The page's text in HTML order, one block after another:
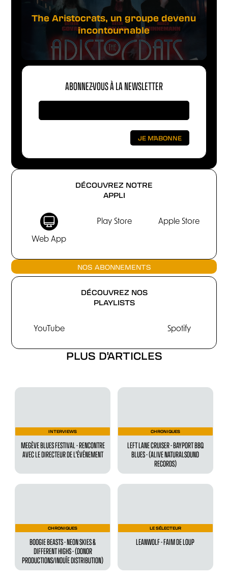
DÉCOUVREZ NOTRE
APPLI
Web App
Play Store Apple Store
NOS ABONNEMENTS
DÉCOUVREZ NOS
PLAYLISTS
YouTube Spotify
The Aristocrats, un groupe devenu
incontournable
ABONNEZ-VOUS À LA NEWSLETTER
PLUS D'ARTICLES
INTERVIEWS
MEGÈVE BLUES FESTIVAL - RENCONTRE
AVEC LE DIRECTEUR DE L'ÉVÉNEMENT
CHRONIQUES
LEFT LANE CRUISER - BAYPORT BBQ
BLUES - (ALIVE NATURALSOUND
RECORDS)
CHRONIQUES
BOOGIE BEASTS - NEON SKIES &
DIFFERENT HIGHS - (DONOR
PRODUCTIONS/INOUÏE DISTRIBUTION)
LE SÉLECTEUR
LEANWOLF - FAIM DE LOUP